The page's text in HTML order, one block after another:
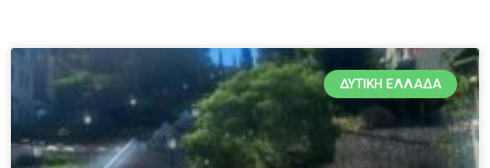
ΔΥΤΙΚΉ ΕΛΛΆΔΑ